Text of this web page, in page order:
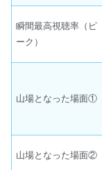
瞬間最高視聴率（ピ
ーク）
山場となった場面①
山場となった場面②